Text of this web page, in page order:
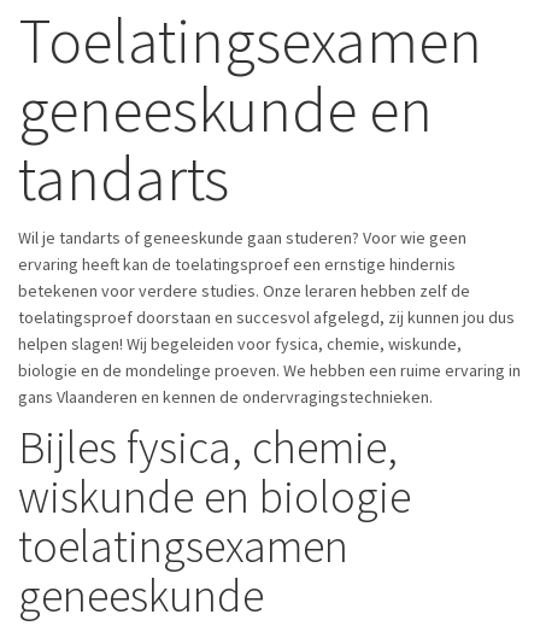
Toelatingsexamen
geneeskunde en
tandarts
Wil je tandarts of geneeskunde gaan studeren? Voor wie geen
ervaring heeft kan de toelatingsproef een ernstige hindernis
betekenen voor verdere studies. Onze leraren hebben zelf de
toelatingsproef doorstaan en succesvol afgelegd, zij kunnen jou dus
helpen slagen! Wij begeleiden voor fysica, chemie, wiskunde,
biologie en de mondelinge proeven. We hebben een ruime ervaring in
gans Vlaanderen en kennen de ondervragingstechnieken.
Bijles fysica, chemie,
wiskunde en biologie
toelatingsexamen
geneeskunde